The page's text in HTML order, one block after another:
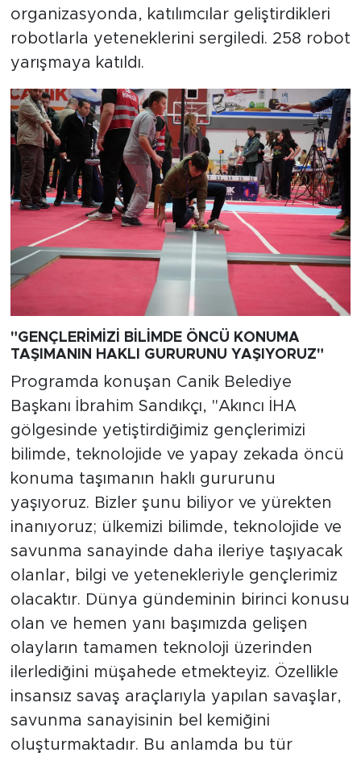
organizasyonda, katılımcılar geliştirdikleri
robotlarla yeteneklerini sergiledi. 258 robot
yarışmaya katıldı.
"GENÇLERİMİZİ BİLİMDE ÖNCÜ KONUMA
TAŞIMANIN HAKLI GURURUNU YAŞIYORUZ"
Programda konuşan Canik Belediye
Başkanı İbrahim Sandıkçı, "Akıncı İHA
gölgesinde yetiştirdiğimiz gençlerimizi
bilimde, teknolojide ve yapay zekada öncü
konuma taşımanın haklı gururunu
yaşıyoruz. Bizler şunu biliyor ve yürekten
inanıyoruz; ülkemizi bilimde, teknolojide ve
savunma sanayinde daha ileriye taşıyacak
olanlar, bilgi ve yetenekleriyle gençlerimiz
olacaktır. Dünya gündeminin birinci konusu
olan ve hemen yanı başımızda gelişen
olayların tamamen teknoloji üzerinden
ilerlediğini müşahede etmekteyiz. Özellikle
insansız savaş araçlarıyla yapılan savaşlar,
savunma sanayisinin bel kemiğini
oluşturmaktadır. Bu anlamda bu tür